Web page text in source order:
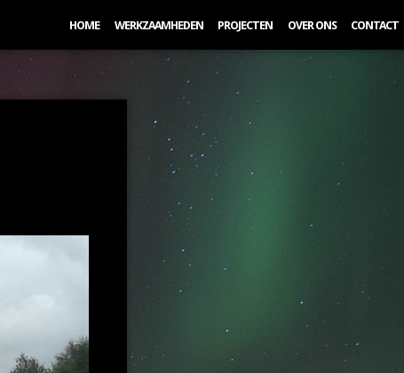
HOME WERKZAAMHEDEN PROJECTEN OVER ONS CONTACT